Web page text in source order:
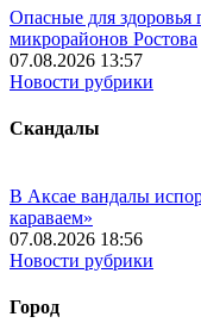
Опасные для здоровья
микрорайонов Ростова
07.08.2026 13:57
Новости рубрики
Скандалы
В Аксае вандалы
караваем»
07.08.2026 18:56
Новости рубрики
Город